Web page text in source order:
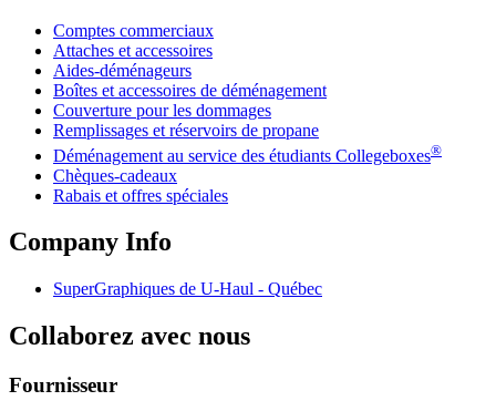
Comptes commerciaux
Attaches et accessoires
Aides-déménageurs
Boîtes et accessoires de déménagement
Couverture pour les dommages
Remplissages et réservoirs de propane
Déménagement au service des étudiants Collegeboxes®
Chèques-cadeaux
Rabais et offres spéciales
Company Info
SuperGraphiques de U-Haul - Québec
Collaborez avec nous
Fournisseur